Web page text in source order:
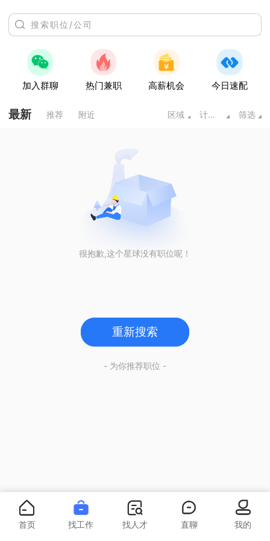
加入群聊 热门兼职 高薪机会 今日速配
最新 推荐 附近 区域 计算机/互联网 筛选
很抱歉,这个星球没有职位呢！
重新搜索
- 为你推荐职位 -
首页 找工作 找人才 直聊 我的